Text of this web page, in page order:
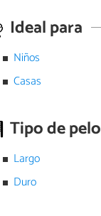
Ideal para
Niños
Casas
Tipo de pelo
Largo
Duro